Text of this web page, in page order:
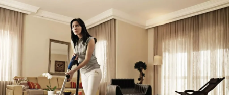
TRB 6986
Imperium® SilentPro TSZ 9953
Elektrikli Süpürge